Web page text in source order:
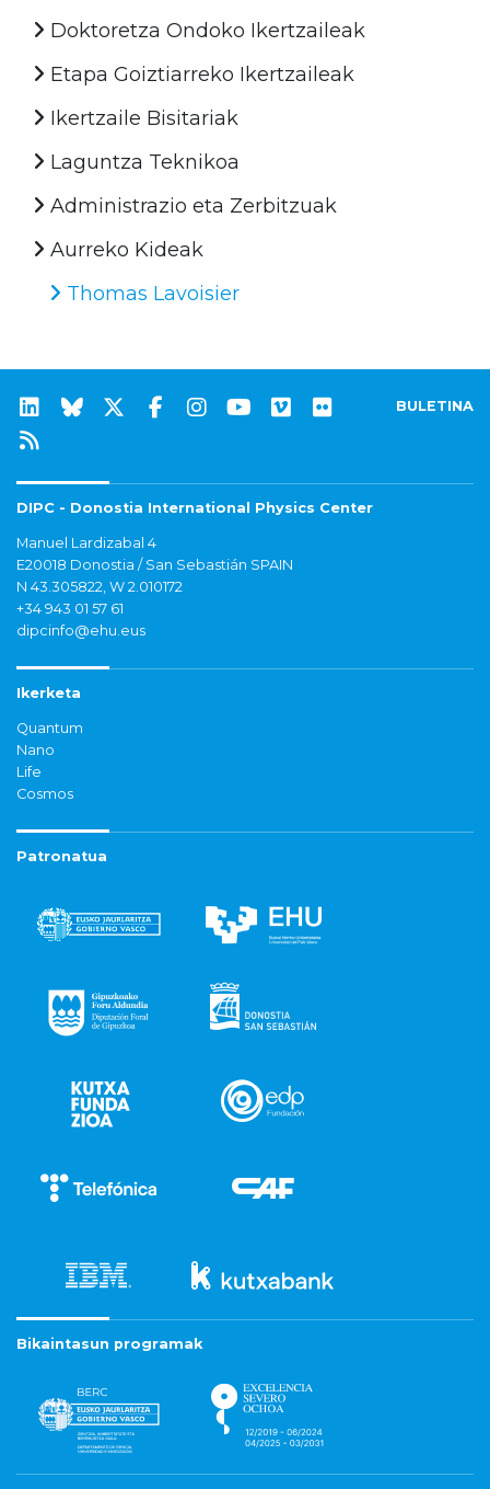
Doktoretza Ondoko Ikertzaileak
Etapa Goiztiarreko Ikertzaileak
Ikertzaile Bisitariak
Laguntza Teknikoa
Administrazio eta Zerbitzuak
Aurreko Kideak
Thomas Lavoisier
BULETINA
DIPC - Donostia International Physics Center
Manuel Lardizabal 4
E20018 Donostia / San Sebastián SPAIN
N 43.305822, W 2.010172
+34 943 01 57 61
dipcinfo@ehu.eus
Ikerketa
Quantum
Nano
Life
Cosmos
Patronatua
Bikaintasun programak